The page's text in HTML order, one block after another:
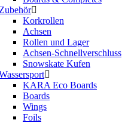
Zubehör
Korkrollen
Achsen
Rollen und Lager
Achsen-Schnellverschluss
Snowskate Kufen
KARA Eco Boards
Boards
Wings
Foils